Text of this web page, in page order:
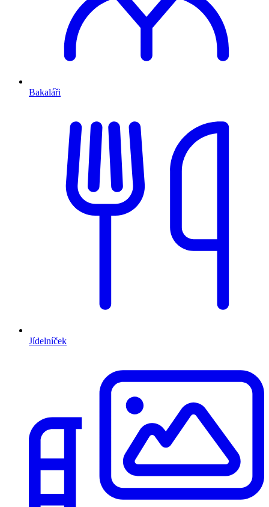
Bakaláři
Jídelníček